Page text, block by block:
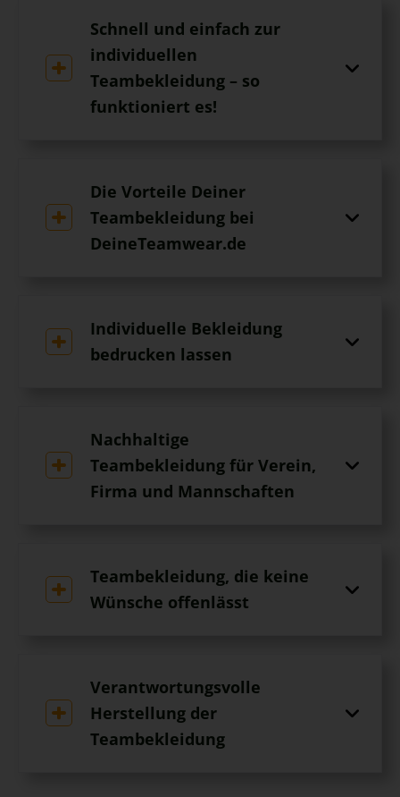
Schnell und einfach zur
individuellen
Teambekleidung – so
funktioniert es!
Die Vorteile Deiner
Teambekleidung bei
DeineTeamwear.de
Individuelle Bekleidung
bedrucken lassen
Nachhaltige
Teambekleidung für Verein,
Firma und Mannschaften
Teambekleidung, die keine
Wünsche offenlässt
Verantwortungsvolle
Herstellung der
Teambekleidung